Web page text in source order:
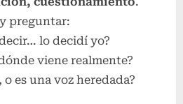
preguntar:
lo decidí yo?
viene realmente?
es una voz heredada?